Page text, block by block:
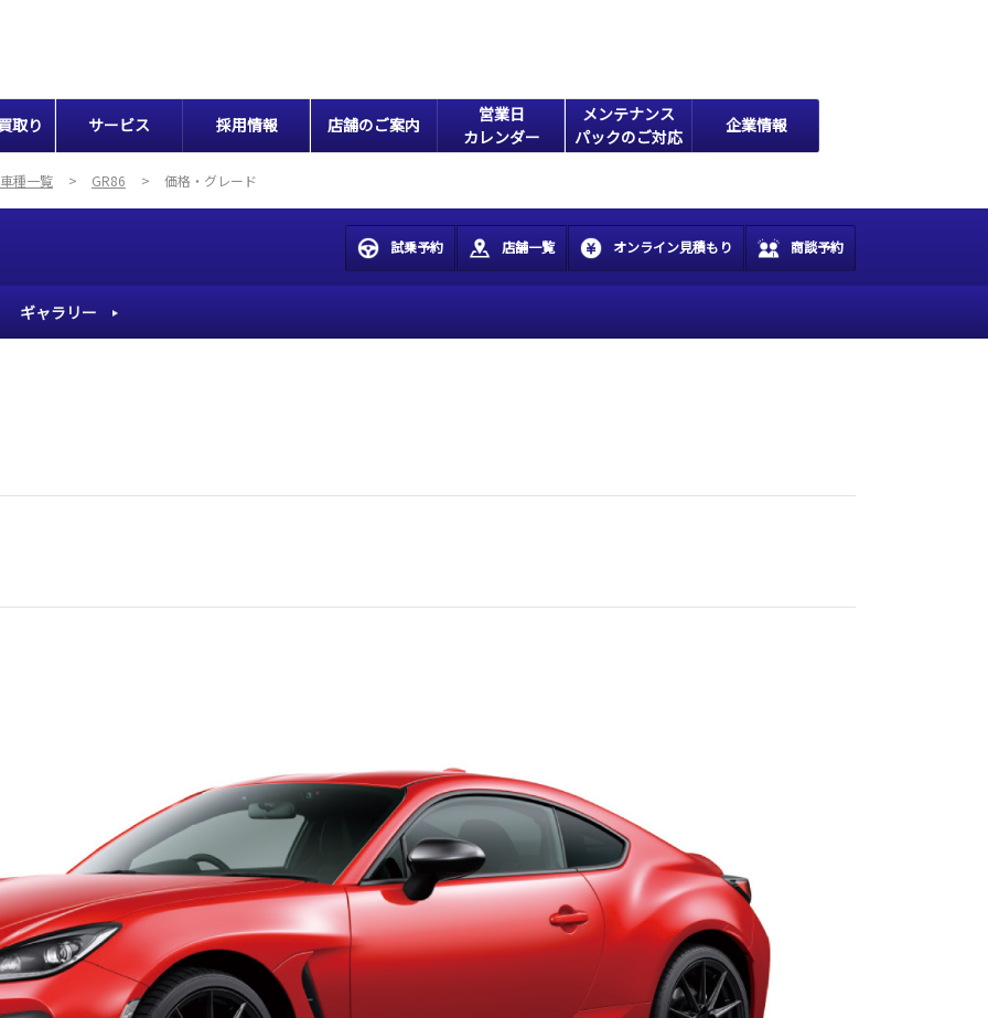
取り サービス 採用情報 店舗のご案内
営業日
カレンダー
メンテナンス
パックのご対応
企業情報
車種一覧 GR86 価格・グレード
試乗予約 店舗一覧 オンライン見積もり 商談予約
ギャラリー